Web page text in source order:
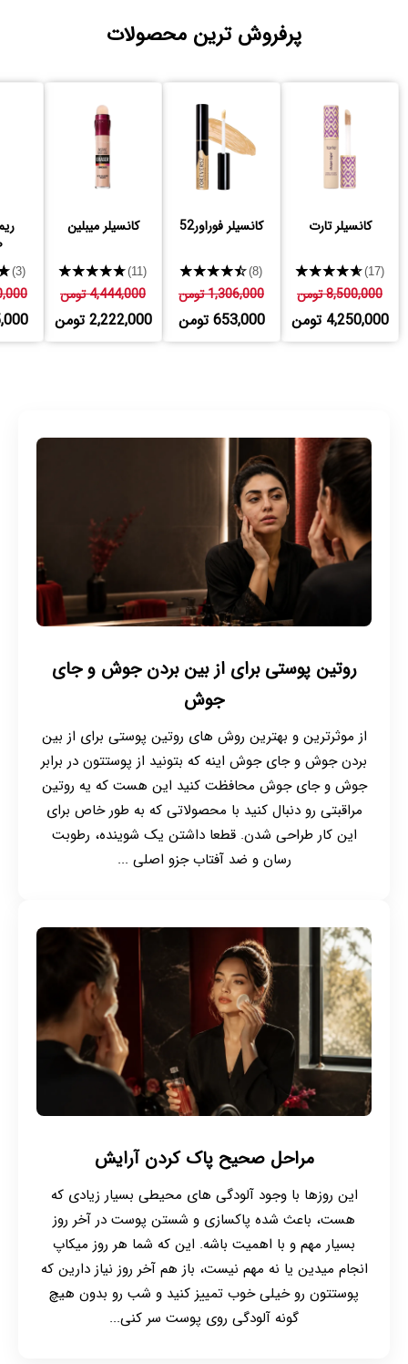
پرفروش ترین محصولات
کانسیلر تارت
★★★★★(17)
8,500,000 تومن
4,250,000 تومن
کانسیلر فوراور52
★★★★★(8)
1,306,000 تومن
653,000 تومن
کانسیلر میبلین
★★★★★(11)
4,444,000 تومن
2,222,000 تومن
(3)
روتین پوستی برای از بین بردن جوش و جای
جوش
از موثرترین و بهترین روش های روتین پوستی برای از بین
بردن جوش و جای جوش اینه که بتونید از پوستتون در برابر
جوش و جای جوش محافظت کنید این هست که یه روتین
مراقبتی رو دنبال کنید با محصولاتی که به طور خاص برای
این کار طراحی شدن. قطعا داشتن یک شوینده، رطوبت
رسان و ضد آفتاب جزو اصلی ...
مراحل صحیح پاک کردن آرایش
این روزها با وجود آلودگی های محیطی بسیار زیادی که
هست، باعث شده پاکسازی و شستن پوست در آخر روز
بسیار مهم و با اهمیت باشه. این که شما هر روز میکاپ
انجام میدین یا نه مهم نیست، باز هم آخر روز نیاز دارین که
پوستتون رو خیلی خوب تمییز کنید و شب رو بدون هیچ
گونه آلودگی روی پوست سر کنی...